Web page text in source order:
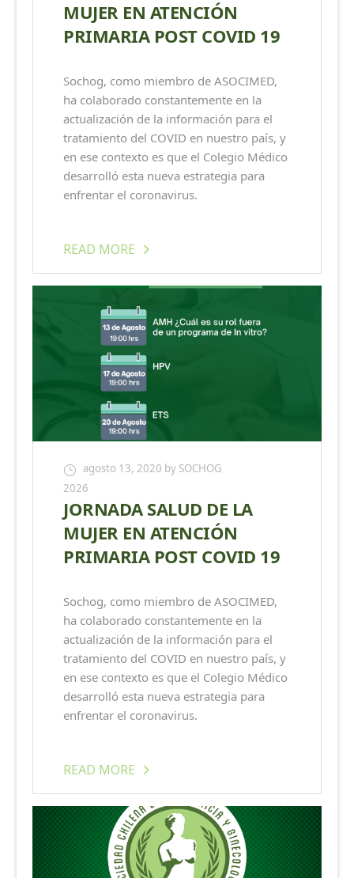
MUJER EN ATENCIÓN
PRIMARIA POST COVID 19
Sochog, como miembro de ASOCIMED,
ha colaborado constantemente en la
actualización de la información para el
tratamiento del COVID en nuestro país, y
en ese contexto es que el Colegio Médico
desarrolló esta nueva estrategia para
enfrentar el coronavirus.
READ MORE
agosto 13, 2020 by SOCHOG
2026
JORNADA SALUD DE LA
MUJER EN ATENCIÓN
PRIMARIA POST COVID 19
Sochog, como miembro de ASOCIMED,
ha colaborado constantemente en la
actualización de la información para el
tratamiento del COVID en nuestro país, y
en ese contexto es que el Colegio Médico
desarrolló esta nueva estrategia para
enfrentar el coronavirus.
READ MORE